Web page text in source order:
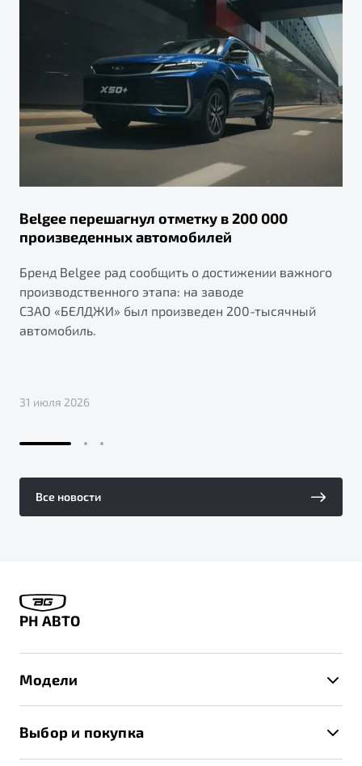
Belgee перешагнул отметку в 200 000
произведенных автомобилей
Бренд Belgee рад сообщить о достижении важного
производственного этапа: на заводе
СЗАО «БЕЛДЖИ» был произведен 200-тысячный
автомобиль.
31 июля 2026
Все новости
РН АВТО
Модели
Выбор и покупка